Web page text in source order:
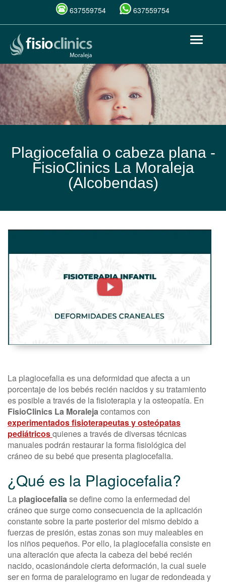
Pasar
contenido
principal
637559754 637559754
Toggle
Plagiocefalia o cabeza plana -
FisioClinics La Moraleja
(Alcobendas)
Deformidades
Craneales.
Fisioterapia
FisioClinics
La plagiocefalia es una deformidad que afecta a un
porcentaje de los bebés recién nacidos y su tratamiento
es posible a través de la fisioterapia y la osteopatía. En
FisioClinics La Moralejacontamos con
experimentados fisioterapeutas y osteópatas
pediátricosquienes a través de diversas técnicas
manuales podrán restaurar la forma fisiológica del
cráneo de su bebé que presenta plagiocefalia.
¿Qué es la Plagiocefalia?
La plagiocefaliase define como la enfermedad del
cráneo que surge como consecuencia de la aplicación
constante sobre la parte posterior del mismo debido a
fuerzas de presión, estas zonas son muy maleables en
los niños pequeños. Por ello, la plagiocefalia consiste en
una alteración que afecta la cabeza del bebé recién
nacido, ocasionándole cierta deformación, la cual suele
ser en forma de paralelogramo en lugar de redondeada y